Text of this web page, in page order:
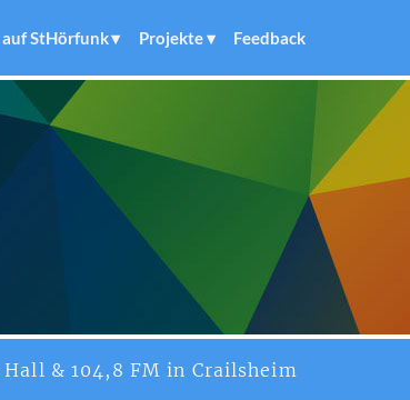
StHörfunk Projekte Feedback
& 104,8 FM in Crailsheim